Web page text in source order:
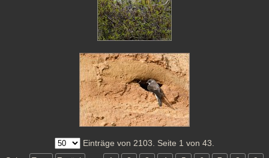
Einträge von 2103. Seite 1 von 43.